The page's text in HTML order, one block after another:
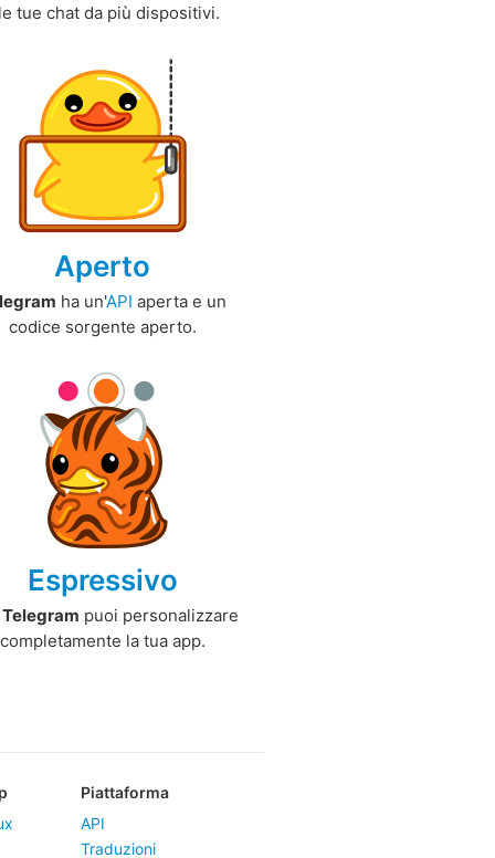
tue chat da più dispositivi.
Aperto
ha un'API aperta e un
codice sorgente aperto.
Espressivo
Telegram puoi personalizzare
completamente la tua app.
Piattaforma
API
Traduzioni